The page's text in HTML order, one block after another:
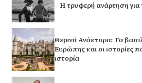
– Η τρυφερή ανάρτηση για
Θερινά Ανάκτορα: Τα
Ευρώπης και οι ιστορίες
ιστορία